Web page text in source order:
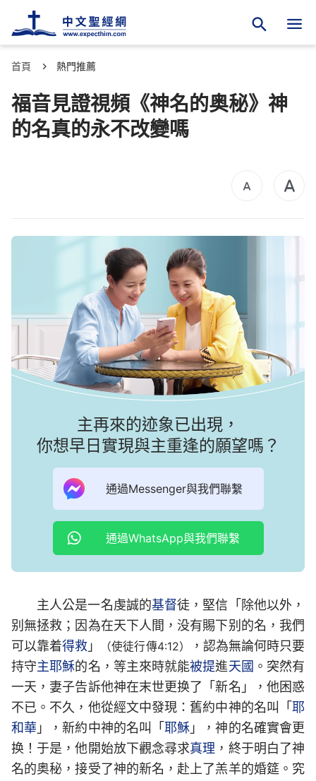
首頁 熱門推薦
福音見證視頻《神名的奥秘》神
的名真的永不改變嗎
主再來的迹象已出現，
你想早日實現與主重逢的願望嗎？
通過Messenger與我們聯繫
通過WhatsApp與我們聯繫
主人公是一名虔誠的基督徒，堅信「除他以外，
别無拯救；因為在天下人間，没有賜下别的名，我們
可以靠着得救 」 （使徒行傳4:12）
，認為無論何時只要
持守主耶穌的名，等主來時就能被提進天國 。突然有
一天，妻子告訴他神在末世更换了「新名」，他困惑
不已。不久，他從經文中發現：舊約中神的名叫「 耶
和華 」，新約中神的名叫「耶穌 」，神的名確實會更
换！于是，他開始放下觀念尋求真理 ，終于明白了神
名的奥秘，接受了神的新名，赴上了羔羊的婚筵。究